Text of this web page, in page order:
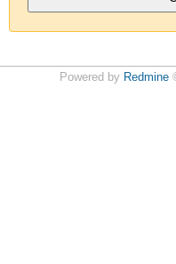
Powered by Redmine